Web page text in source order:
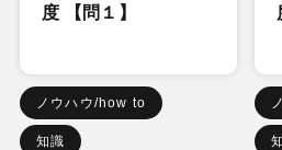
度 【問１】
ノウハウ/how to
知識